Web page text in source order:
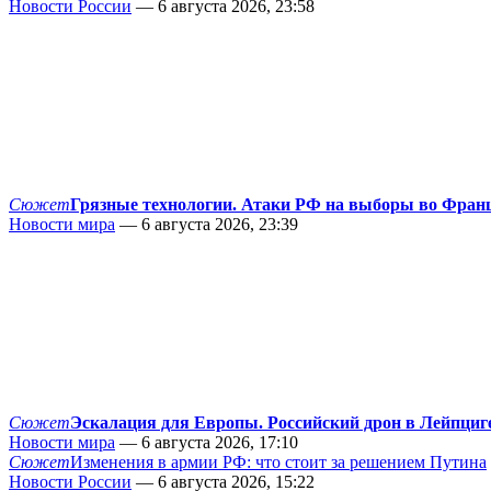
Новости России — 6 августа 2026, 23:58
СюжетГрязные технологии. Атаки РФ на выборы во
Новости мира — 6 августа 2026, 23:39
СюжетЭскалация для Европы. Российский дрон в
Новости мира — 6 августа 2026, 17:10
СюжетИзменения в армии РФ: что стоит за решением Путина
Новости России — 6 августа 2026, 15:22